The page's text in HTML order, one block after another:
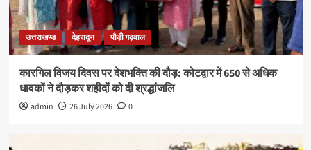
उत्तराखण्ड देहरादून पौड़ी गढ़वाल
कारगिल विजय दिवस पर देशभक्ति की दौड़: कोटद्वार में 650 से अधिक
धावकों ने दौड़कर शहीदों को दी श्रद्धांजलि
admin 26 July 2026 0